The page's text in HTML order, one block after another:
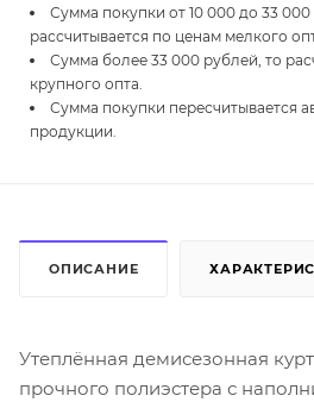
Сумма покупки от 10 000 до 33 000
рассчитывается по ценам мелкого
Сумма более 33 000 рублей, то
крупного опта.
Сумма покупки пересчитывается
продукции.
ОПИСАНИЕ
Утеплённая демисезонная
прочного полиэстера с